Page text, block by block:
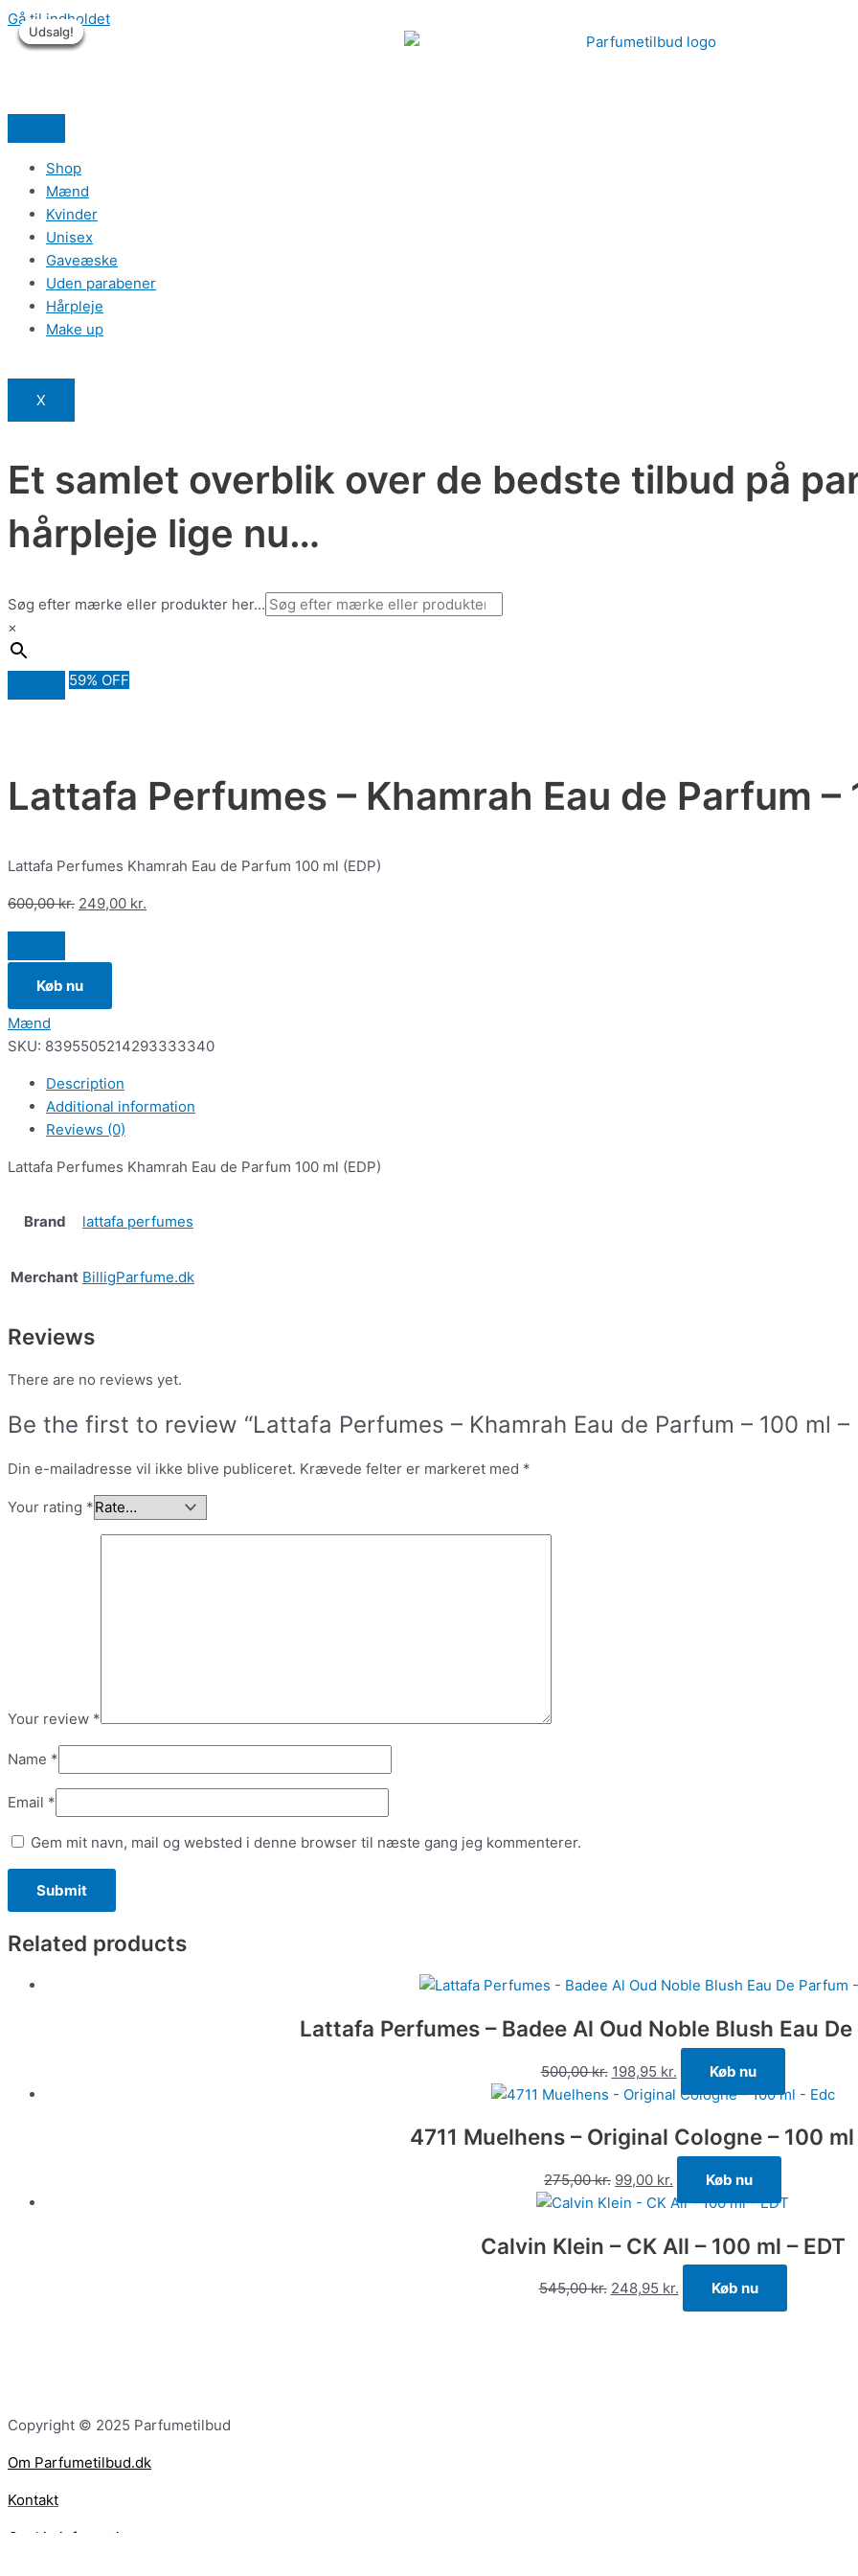
Gå til indholdet
Shop
Mænd
Kvinder
Unisex
Gaveæske
Uden parabener
Hårpleje
Make up
X
Et samlet overblik over de bedste tilbud på
hårpleje lige nu…
Søg efter mærke eller produkter her...
×
59% OFF
Lattafa Perfumes – Khamrah Eau de Parfum –
Lattafa Perfumes Khamrah Eau de Parfum 100 ml (EDP)
600,00kr. 249,00 kr.
Køb nu
Mænd
SKU: 8395505214293333340
Description
Additional information
Reviews (0)
Lattafa Perfumes Khamrah Eau de Parfum 100 ml (EDP)
Brand lattafa perfumes
Merchant BilligParfume.dk
Reviews
There are no reviews yet.
Be the first to review “Lattafa Perfumes – Khamrah Eau de Parfum – 100 ml –
Din e-mailadresse vil ikke blive publiceret. Krævede felter er markeret med *
Your rating *
Your review *
Name *
Email *
Gem mit navn, mail og websted i denne browser til næste gang jeg kommenterer.
Related products
Udsalg!
Lattafa Perfumes – Badee Al Oud Noble Blush Eau
500,00kr. 198,95 kr.
Udsalg!
Køb nu
Udsalg!
4711 Muelhens – Original Cologne – 100 ml
275,00kr. 99,00 kr.
Udsalg!
Køb nu
Udsalg!
Calvin Klein – CK All – 100 ml – EDT
545,00kr. 248,95 kr.
Udsalg!
Køb nu
Copyright © 2025 Parfumetilbud
Om Parfumetilbud.dk
Kontakt
Cookie information